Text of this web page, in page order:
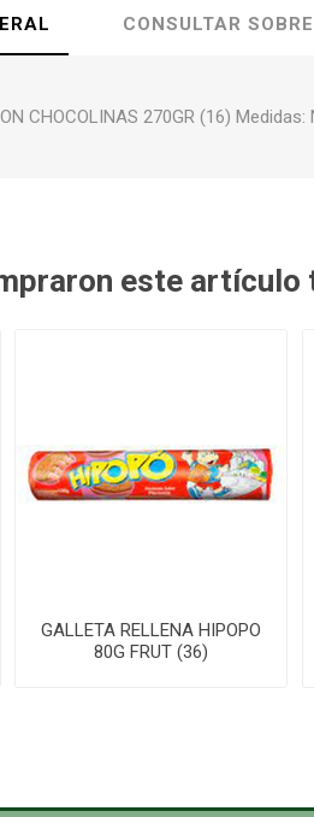
CONSULTAR
CHOCOLINAS 270GR (16)
este artículo
GALLETA RELLENA HIPOPO
80G FRUT (36)